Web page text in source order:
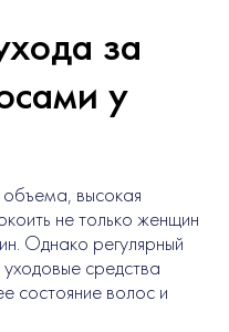
за
у
высокая
не только женщин
Однако регулярный
средства
состояние волос и